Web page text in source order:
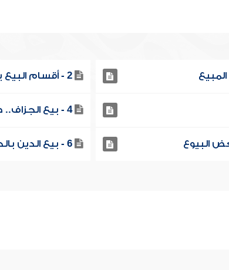
2 - أقسام البيع باعتبار الثمن
4 - بيع الجزاف.. صفته وحكمه
6 - بيع الدين بالدين وعلاقته بالبيوع المحرمة